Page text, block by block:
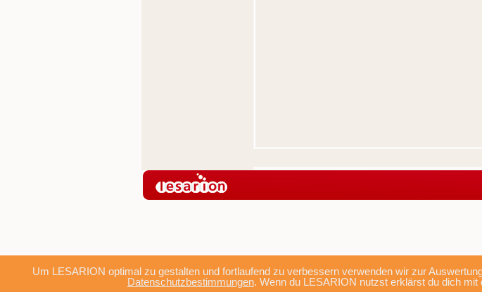
Um LESARION optimal zu gestalten und fortlaufend zu verbessern verwenden wir zur
Datenschutzbestimmungen. Wenn du LESARION nutzst erklärst du dich